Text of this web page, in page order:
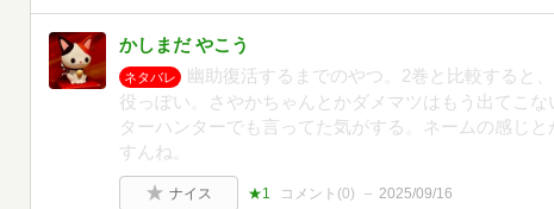
かしまだ やこう
ネタバレ
幽助復活するまでのやつ。2巻と比較すると
役っぽい。さやかちゃんとかダメマツはもう出てこ
ターハンターでも言ってた気がする。ネームの感じ
すんね。
ナイス ★1 コメント(0) 2025/09/16